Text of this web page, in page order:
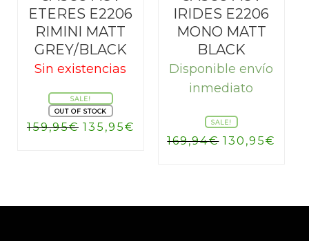
ETERES E2206
RIMINI MATT
GREY/BLACK
Sin existencias
SALE!
OUT OF STOCK
159,95€ El
135,95€
precio
IRIDES E2206
MONO MATT
BLACK
Disponible envío
inmediato
SALE!
169,94€ El
169,94€.
130,95€